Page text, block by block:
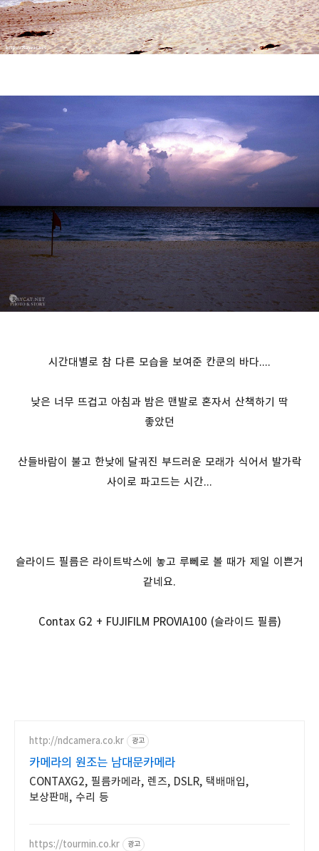
시간대별로 참 다른 모습을 보여준 칸쿤의 바다....
낮은 너무 뜨겁고 아침과 밤은 맨발로 혼자서 산책하기 딱
좋았던
산들바람이 불고 한낮에 달궈진 부드러운 모래가 식어서 발가락
사이로 파고드는 시간...
슬라이드 필름은 라이트박스에 놓고 루뻬로 볼 때가 제일 이쁜거
같네요.
Contax G2 + FUJIFILM PROVIA100 (슬라이드 필름)
http://ndcamera.co.kr 광고
카메라의 원조는 남대문카메라
CONTAXG2, 필름카메라, 렌즈, DSLR, 택배매입,
보상판매, 수리 등
https://tourmin.co.kr 광고